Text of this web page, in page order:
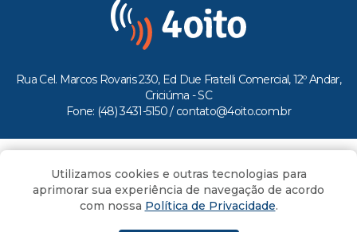
Rua Cel. Marcos Rovaris 230, Ed Due Fratelli Comercial, 12º Andar,
Criciúma - SC
Fone: (48) 3431-5150 / contato@4oito.com.br
Todos os direitos reservados ao Portal 4oito
Utilizamos cookies e outras tecnologias para
aprimorar sua experiência de navegação de acordo
com nossa Política de Privacidade.